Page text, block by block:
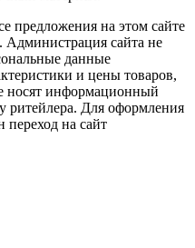
предложения на этом сайте
Администрация сайта не
данные
и цены товаров,
носят информационный
ритейлера. Для оформления
переход на сайт